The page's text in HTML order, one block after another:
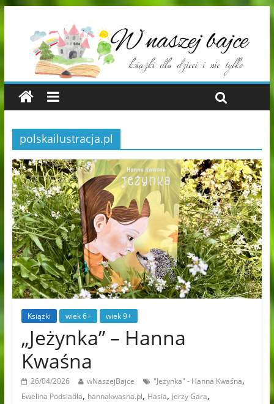
polskailustracja.pl
Książki wiek 6+ wiek 9+
„Jeżynka” – Hanna
Kwaśna
26/04/2026 wNaszejBajce "Jeżynka" - Hanna Kwaśna,
Ewelina Podsiadła, hannakwasna.pl, Hasia, Jerzy Gara,